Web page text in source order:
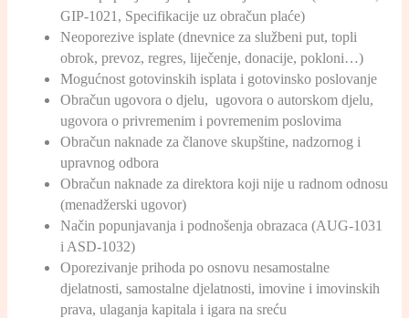
GIP-1021, Specifikacije uz obračun plaće)
Neoporezive isplate (dnevnice za službeni put, topli
obrok, prevoz, regres, liječenje, donacije, pokloni…)
Mogućnost gotovinskih isplata i gotovinsko poslovanje
Obračun ugovora o djelu, ugovora o autorskom djelu,
ugovora o privremenim i povremenim poslovima
Obračun naknade za članove skupštine, nadzornog i
upravnog odbora
Obračun naknade za direktora koji nije u radnom odnosu
(menadžerski ugovor)
Način popunjavanja i podnošenja obrazaca (AUG-1031
i ASD-1032)
Oporezivanje prihoda po osnovu nesamostalne
djelatnosti, samostalne djelatnosti, imovine i imovinskih
prava, ulaganja kapitala i igara na sreću